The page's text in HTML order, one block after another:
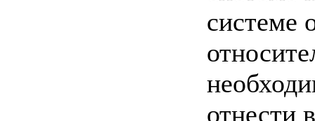
системе
отнести